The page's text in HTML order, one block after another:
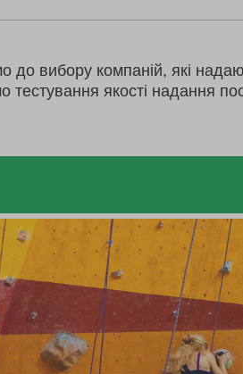
до вибору компаній, які
тестування якості надання